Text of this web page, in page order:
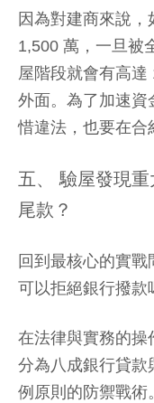
因為對建商來說
1,500 萬，一旦被
屋階段就會有高達
外面。為了加速資
惜違法，也要在合
五、 驗屋發現
尾款？
回到最核心的實
可以拒絕銀行撥款
在法律與實務的操
分為八成銀行貸款
例原則的防禦戰術。